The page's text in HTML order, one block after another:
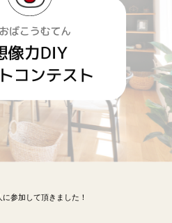
参加して頂きました！